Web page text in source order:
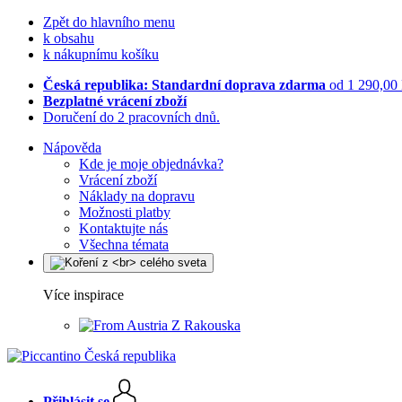
Zpět do hlavního menu
k obsahu
k nákupnímu košíku
Česká republika: Standardní doprava zdarma od 1 290,00
Bezplatné vrácení zboží
Doručení do 2 pracovních dnů.
Nápověda
Kde je moje objednávka?
Vrácení zboží
Náklady na dopravu
Možnosti platby
Kontaktujte nás
Všechna témata
Více inspirace
Z Rakouska